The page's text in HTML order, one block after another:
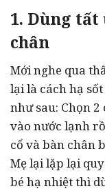
1. Dùng
chân
Mới nghe qua
lại là cách hạ
như sau: Chọn
vào nước lạnh
cổ và bàn chân
Mẹ lại lặp lại
bé hạ nhiệt thì